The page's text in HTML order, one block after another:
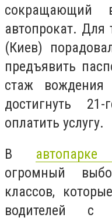
автопрокат. Для
(Киев)
предъявить
стаж
достигнуть
оплатить услугу.
В автопарке
огромный
классов,
водителей с